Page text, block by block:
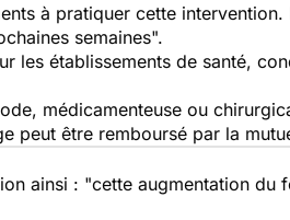
à pratiquer cette
semaines".
les établissements de santé,
médicamenteuse ou
peut être remboursé par la
ainsi : "cette augmentation